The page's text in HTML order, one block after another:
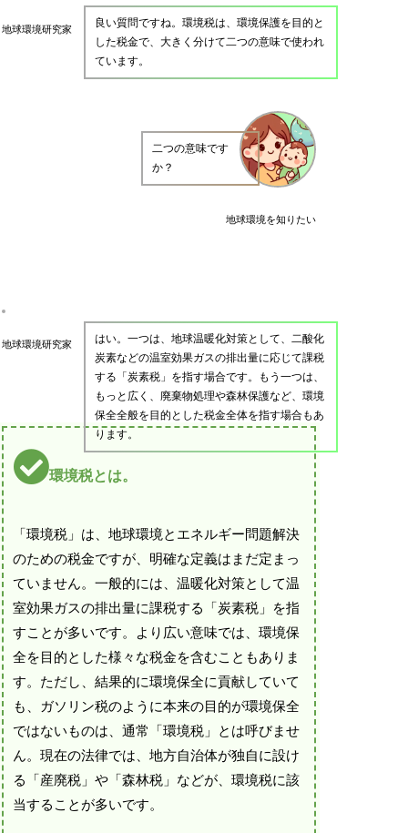
地球環境研究家
良い質問ですね。環境税は、環境保護を目的と
した税金で、大きく分けて二つの意味で使われ
ています。
地球環境を知りたい
二つの意味です
か？
地球環境研究家
はい。一つは、地球温暖化対策として、二酸化
炭素などの温室効果ガスの排出量に応じて課税
する「炭素税」を指す場合です。もう一つは、
もっと広く、廃棄物処理や森林保護など、環境
保全全般を目的とした税金全体を指す場合もあ
ります。
環境税とは。
「環境税」は、地球環境とエネルギー問題解決
のための税金ですが、明確な定義はまだ定まっ
ていません。一般的には、温暖化対策として温
室効果ガスの排出量に課税する「炭素税」を指
すことが多いです。より広い意味では、環境保
全を目的とした様々な税金を含むこともありま
す。ただし、結果的に環境保全に貢献していて
も、ガソリン税のように本来の目的が環境保全
ではないものは、通常「環境税」とは呼びませ
ん。現在の法律では、地方自治体が独自に設け
る「産廃税」や「森林税」などが、環境税に該
当することが多いです。